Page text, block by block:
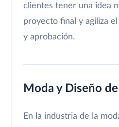
clientes tener una idea
proyecto final y agiliza
y aprobación.
Moda y Diseño
En la industria de la